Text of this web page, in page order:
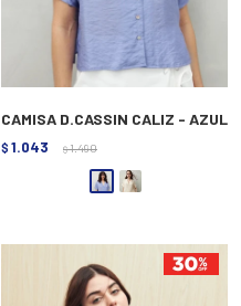
CAMISA D.CASSIN CALIZ - AZUL
$ 1.043 $ 1.490